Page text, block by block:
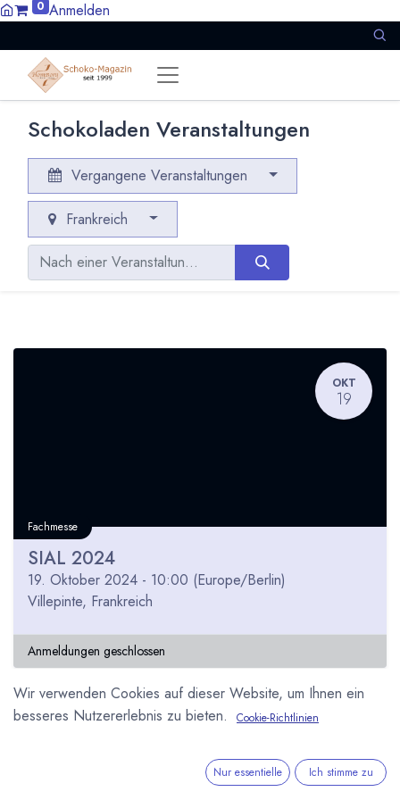
0 Anmelden
Schokoladen Veranstaltungen
Vergangene Veranstaltungen
Frankreich
OKT
19
Fachmesse
SIAL 2024
19. Oktober 2024 - 10:00 (Europe/Berlin)
Villepinte, Frankreich
Anmeldungen geschlossen
Wir verwenden Cookies auf dieser Website, um Ihnen ein
besseres Nutzererlebnis zu bieten.
Cookie-Richtlinien
Nur essentielle Ich stimme zu